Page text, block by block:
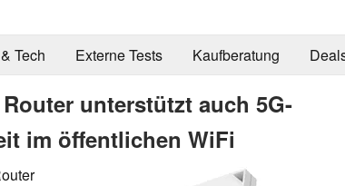
Tech Externe Tests Kaufberatung
unterstützt auch 5G-
im öffentlichen WiFi